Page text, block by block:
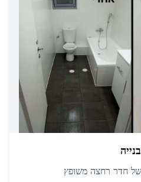
של חדר רחצה משופץ